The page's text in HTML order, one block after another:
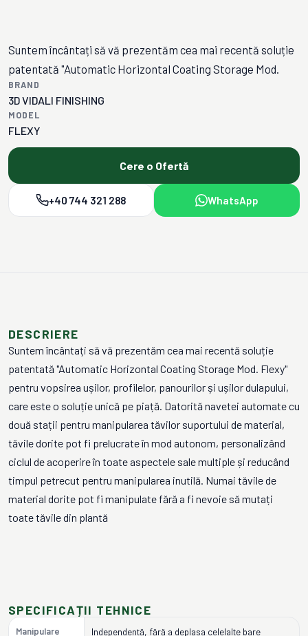
Suntem încântați să vă prezentăm cea mai recentă soluție
patentată "Automatic Horizontal Coating Storage Mod.
BRAND
3D VIDALI FINISHING
MODEL
FLEXY
Cere o Ofertă
+40 744 321 288 WhatsApp
DESCRIERE
Suntem încântați să vă prezentăm cea mai recentă soluție
patentată "Automatic Horizontal Coating Storage Mod. Flexy"
pentru vopsirea ușilor, profilelor, panourilor și ușilor dulapului,
care este o soluție unică pe piață. Datorită navetei automate cu
două stații pentru manipularea tăvilor suportului de material,
tăvile dorite pot fi prelucrate în mod autonom, personalizând
ciclul de acoperire în toate aspectele sale multiple și reducând
timpul petrecut pentru manipularea inutilă. Numai tăvile de
material dorite pot fi manipulate fără a fi nevoie să mutați
toate tăvile din plantă
SPECIFICAȚII TEHNICE
Manipulare
Independentă, fără a deplasa celelalte bare